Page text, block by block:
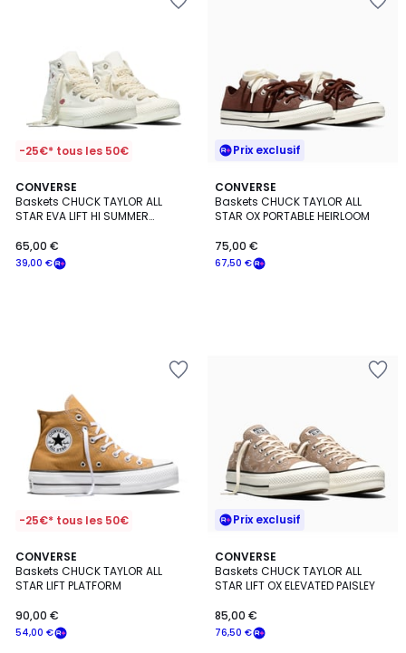
-25€* tous les 50€
CONVERSE
Baskets CHUCK TAYLOR ALL
STAR EVA LIFT HI SUMMER
39,00 €
65,00 €
Prix exclusif
CONVERSE
Baskets CHUCK TAYLOR ALL
STAR OX PORTABLE HEIRLOOM
67,50 €
75,00 €
-25€* tous les 50€
CONVERSE
Baskets CHUCK TAYLOR ALL
STAR LIFT PLATFORM
54,00 €
90,00 €
Prix exclusif
CONVERSE
Baskets CHUCK TAYLOR ALL
STAR LIFT OX ELEVATED PAISLEY
76,50 €
85,00 €